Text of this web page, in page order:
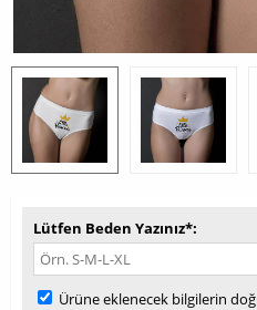
Lütfen Beden Yazınız*
Ürüne eklenecek bilgilerin